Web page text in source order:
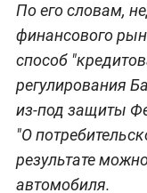
По его словам,
финансового
способ
регулирования
из-под защиты
"О
результате
автомобиля.